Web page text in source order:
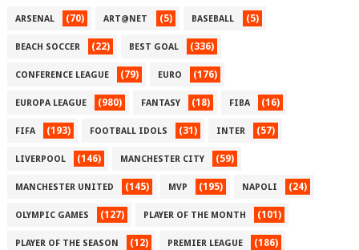
ARSENAL (70) ART@NET (5) BASEBALL (5)
BEACH SOCCER (22) BEST GOAL (336)
CONFERENCE LEAGUE (79) EURO (176)
EUROPA LEAGUE (980) FANTASY (18) FIBA (16)
FIFA (193) FOOTBALL IDOLS (31) INTER (57)
LIVERPOOL (146) MANCHESTER CITY (59)
MANCHESTER UNITED (145) MVP (195) NAPOLI (24)
OLYMPIC GAMES (127) PLAYER OF THE MONTH (101)
PLAYER OF THE SEASON (12) PREMIER LEAGUE (186)